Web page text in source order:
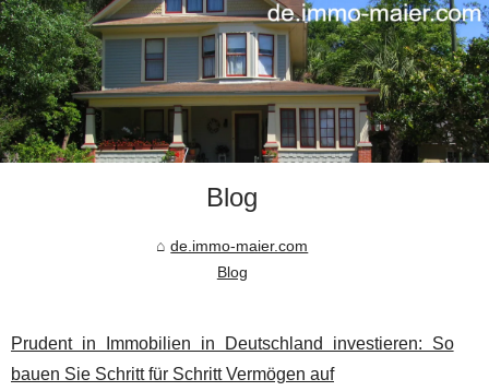
Blog
de.immo-maier.com
Blog
Prudent in Immobilien in Deutschland investieren: So
bauen Sie Schritt für Schritt Vermögen auf